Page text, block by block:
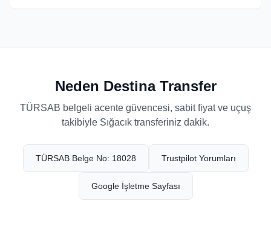
Neden Destina Transfer
TÜRSAB belgeli acente güvencesi, sabit fiyat ve uçuş
takibiyle Sığacık transferiniz dakik.
TÜRSAB Belge No: 18028 Trustpilot Yorumları
Google İşletme Sayfası